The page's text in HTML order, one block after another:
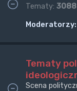
Tematy: 3088
Moderatorzy:
Tematy
Scena